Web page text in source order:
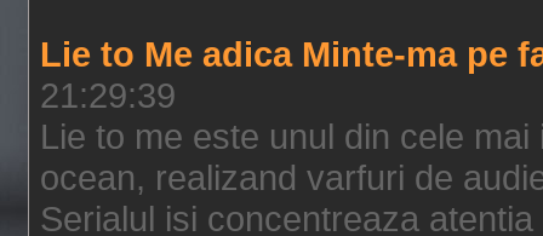
Lie to Me adica Minte-ma pe
21:29:39
Lie to me este unul din cele
ocean, realizand varfuri de
Serialul isi concentreaza